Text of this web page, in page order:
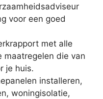
voor een goed
met alle
maatregelen die van
je huis.
installeren,
woningisolatie,